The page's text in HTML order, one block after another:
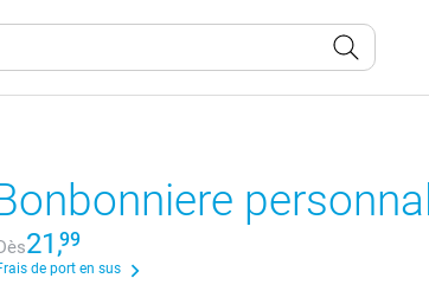
21,99
de port en sus